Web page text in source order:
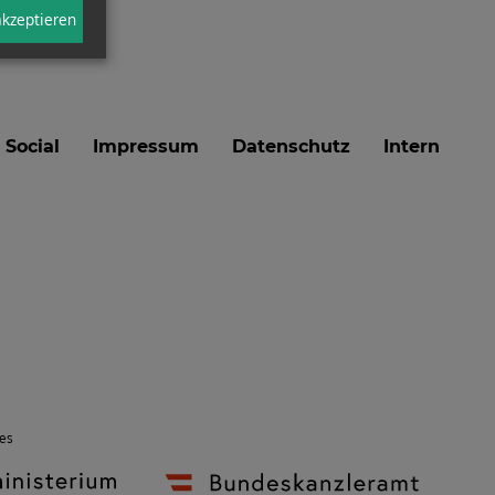
Social Impressum Datenschutz Intern